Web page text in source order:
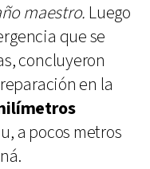
maestro. Luego
que se
concluyeron
en la
a pocos metros